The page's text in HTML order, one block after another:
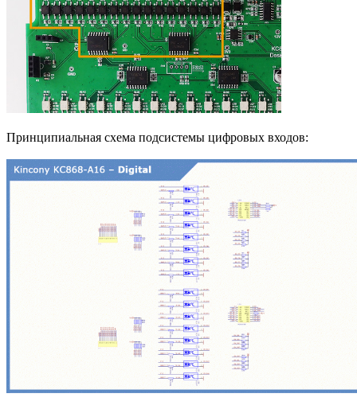
Принципиальная схема подсистемы цифровых входов: